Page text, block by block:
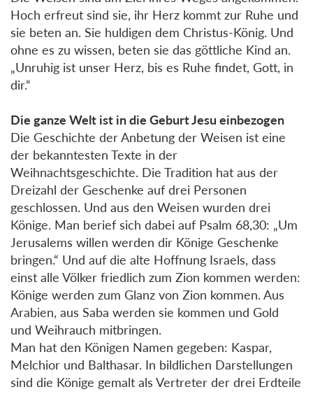
Hoch erfreut sind sie, ihr Herz kommt zur Ruhe und
sie beten an. Sie huldigen dem Christus-König. Und
ohne es zu wissen, beten sie das göttliche Kind an.
„Unruhig ist unser Herz, bis es Ruhe findet, Gott, in
dir.“
Die ganze Welt ist in die Geburt Jesu einbezogen
Die Geschichte der Anbetung der Weisen ist eine
der bekanntesten Texte in der
Weihnachtsgeschichte. Die Tradition hat aus der
Dreizahl der Geschenke auf drei Personen
geschlossen. Und aus den Weisen wurden drei
Könige. Man berief sich dabei auf Psalm 68,30: „Um
Jerusalems willen werden dir Könige Geschenke
bringen.“ Und auf die alte Hoffnung Israels, dass
einst alle Völker friedlich zum Zion kommen werden:
Könige werden zum Glanz von Zion kommen. Aus
Arabien, aus Saba werden sie kommen und Gold
und Weihrauch mitbringen.
Man hat den Königen Namen gegeben: Kaspar,
Melchior und Balthasar. In bildlichen Darstellungen
sind die Könige gemalt als Vertreter der drei Erdteile